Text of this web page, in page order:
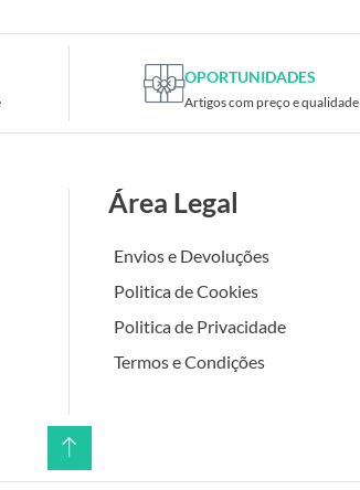
OPORTUNIDADES
Artigos com preço e qualidade
Área Legal
Envios e Devoluções
Politica de Cookies
Politica de Privacidade
Termos e Condições